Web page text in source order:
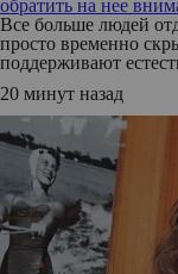
обратить на нее
Все больше людей
просто временно
поддерживают
20 минут назад